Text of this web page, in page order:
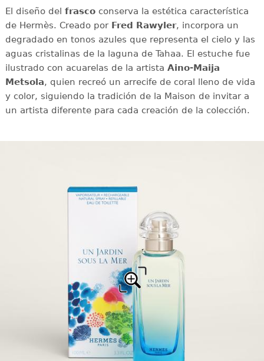
El diseño del frascoconserva la estética característica
de Hermès. Creado por Fred Rawyler, incorpora un
degradado en tonos azules que representa el cielo y las
aguas cristalinas de la laguna de Tahaa. El estuche fue
ilustrado con acuarelas de la artista Aino-Maija
Metsola, quien recreó un arrecife de coral lleno de vida
y color, siguiendo la tradición de la Maison de invitar a
un artista diferente para cada creación de la colección.